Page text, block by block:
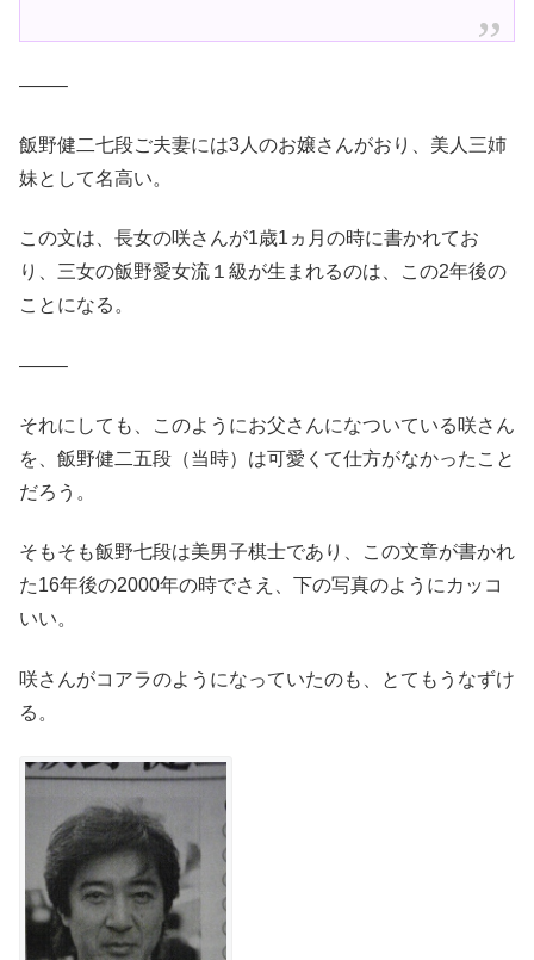
——–
飯野健二七段ご夫妻には3人のお嬢さんがおり、美人三姉
妹として名高い。
この文は、長女の咲さんが1歳1ヵ月の時に書かれてお
り、三女の飯野愛女流１級が生まれるのは、この2年後の
ことになる。
——–
それにしても、このようにお父さんになついている咲さん
を、飯野健二五段（当時）は可愛くて仕方がなかったこと
だろう。
そもそも飯野七段は美男子棋士であり、この文章が書かれ
た16年後の2000年の時でさえ、下の写真のようにカッコ
いい。
咲さんがコアラのようになっていたのも、とてもうなずけ
る。